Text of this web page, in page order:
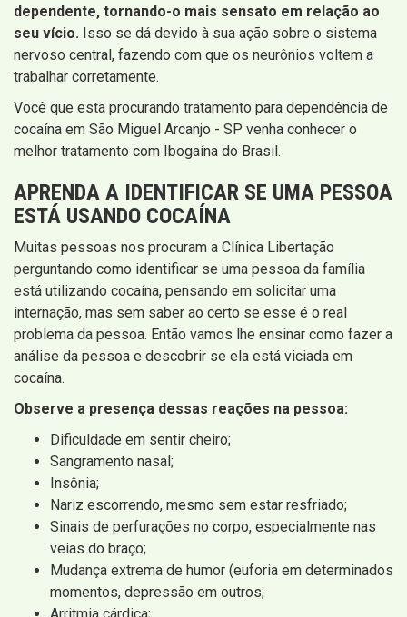
dependente, tornando-o mais sensato em relação ao
seu vício. Isso se dá devido à sua ação sobre o sistema
nervoso central, fazendo com que os neurônios voltem a
trabalhar corretamente.
Você que esta procurando tratamento para dependência de
cocaína em São Miguel Arcanjo - SP venha conhecer o
melhor tratamento com Ibogaína do Brasil.
APRENDA A IDENTIFICAR SE UMA PESSOA
ESTÁ USANDO COCAÍNA
Muitas pessoas nos procuram a Clínica Libertação
perguntando como identificar se uma pessoa da família
está utilizando cocaína, pensando em solicitar uma
internação, mas sem saber ao certo se esse é o real
problema da pessoa. Então vamos lhe ensinar como fazer a
análise da pessoa e descobrir se ela está viciada em
cocaína.
Observe a presença dessas reações na pessoa:
Dificuldade em sentir cheiro;
Sangramento nasal;
Insônia;
Nariz escorrendo, mesmo sem estar resfriado;
Sinais de perfurações no corpo, especialmente nas
veias do braço;
Mudança extrema de humor (euforia em determinados
momentos, depressão em outros;